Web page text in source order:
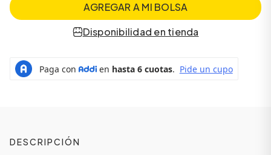
AGREGAR A MI BOLSA
Disponibilidad en tienda
DESCRIPCIÓN